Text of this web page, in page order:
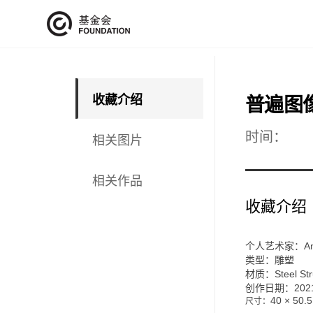
收藏介绍
相关图片
相关作品
普遍图
时间：
收藏介绍
个人艺术家：
类型：雕塑
材质：Steel
创作日期：
尺寸： 40 ×